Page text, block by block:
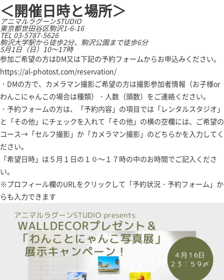
＜開催日時と場所＞
アニマルラグーンSTUDIO
東京都世田谷区駒沢1-6-16
TEL 03-5787-5626
駒沢大学駅から徒歩2分、駒沢公園まで徒歩6分
5月1日（日）10～17時
参加ご希望の方はDM又は下記の予約フォームからお申込みください。
https://al-photost.com/reservation/
・DMの方で、カメラマン撮影ご希望の方は撮影参加者情報（お子様or
わんこにゃんこの場合は種類）・人数（頭数）をご連絡ください。
・予約フォームの方は、「予約内容」の項目では「レンタルスタジオ」
と「その他」にチェックを入れて「その他」の横の空欄には、ご希望の
コース→「セルフ撮影」か「カメラマン撮影」のどちらかを入力してく
ださい。
「希望日時」は５月１日の１０～１７時の中のお時間でご記入くださ
い。
※プロフィール欄のURLをクリックして「予約状況・予約フォーム」か
らも入力できます